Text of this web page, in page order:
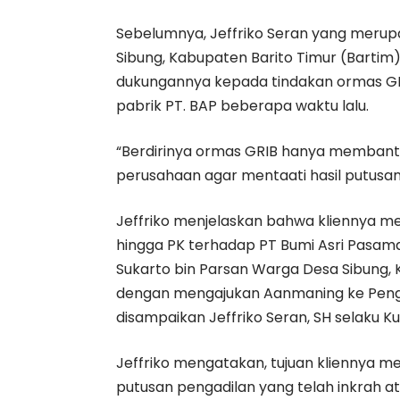
Sebelumnya, Jeffriko Seran yang
Sibung, Kabupaten Barito Timur
dukungannya kepada tindakan ormas
pabrik PT. BAP beberapa waktu lalu.
“Berdirinya ormas GRIB hanya
perusahaan agar mentaati hasil
Jeffriko menjelaskan bahwa kliennya
hingga PK terhadap PT Bumi Asri
Sukarto bin Parsan Warga Desa
dengan mengajukan Aanmaning ke
disampaikan Jeffriko Seran, SH selaku
Jeffriko mengatakan, tujuan kliennya
putusan pengadilan yang telah inkrah